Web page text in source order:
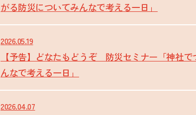
がる防災についてみんなで考える一日」
2026.05.19
【予告】どなたもどうぞ 防災セミナー「神社
んなで考える一日」
2026.04.07